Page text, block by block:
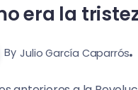
era la
By Julio García Caparrós